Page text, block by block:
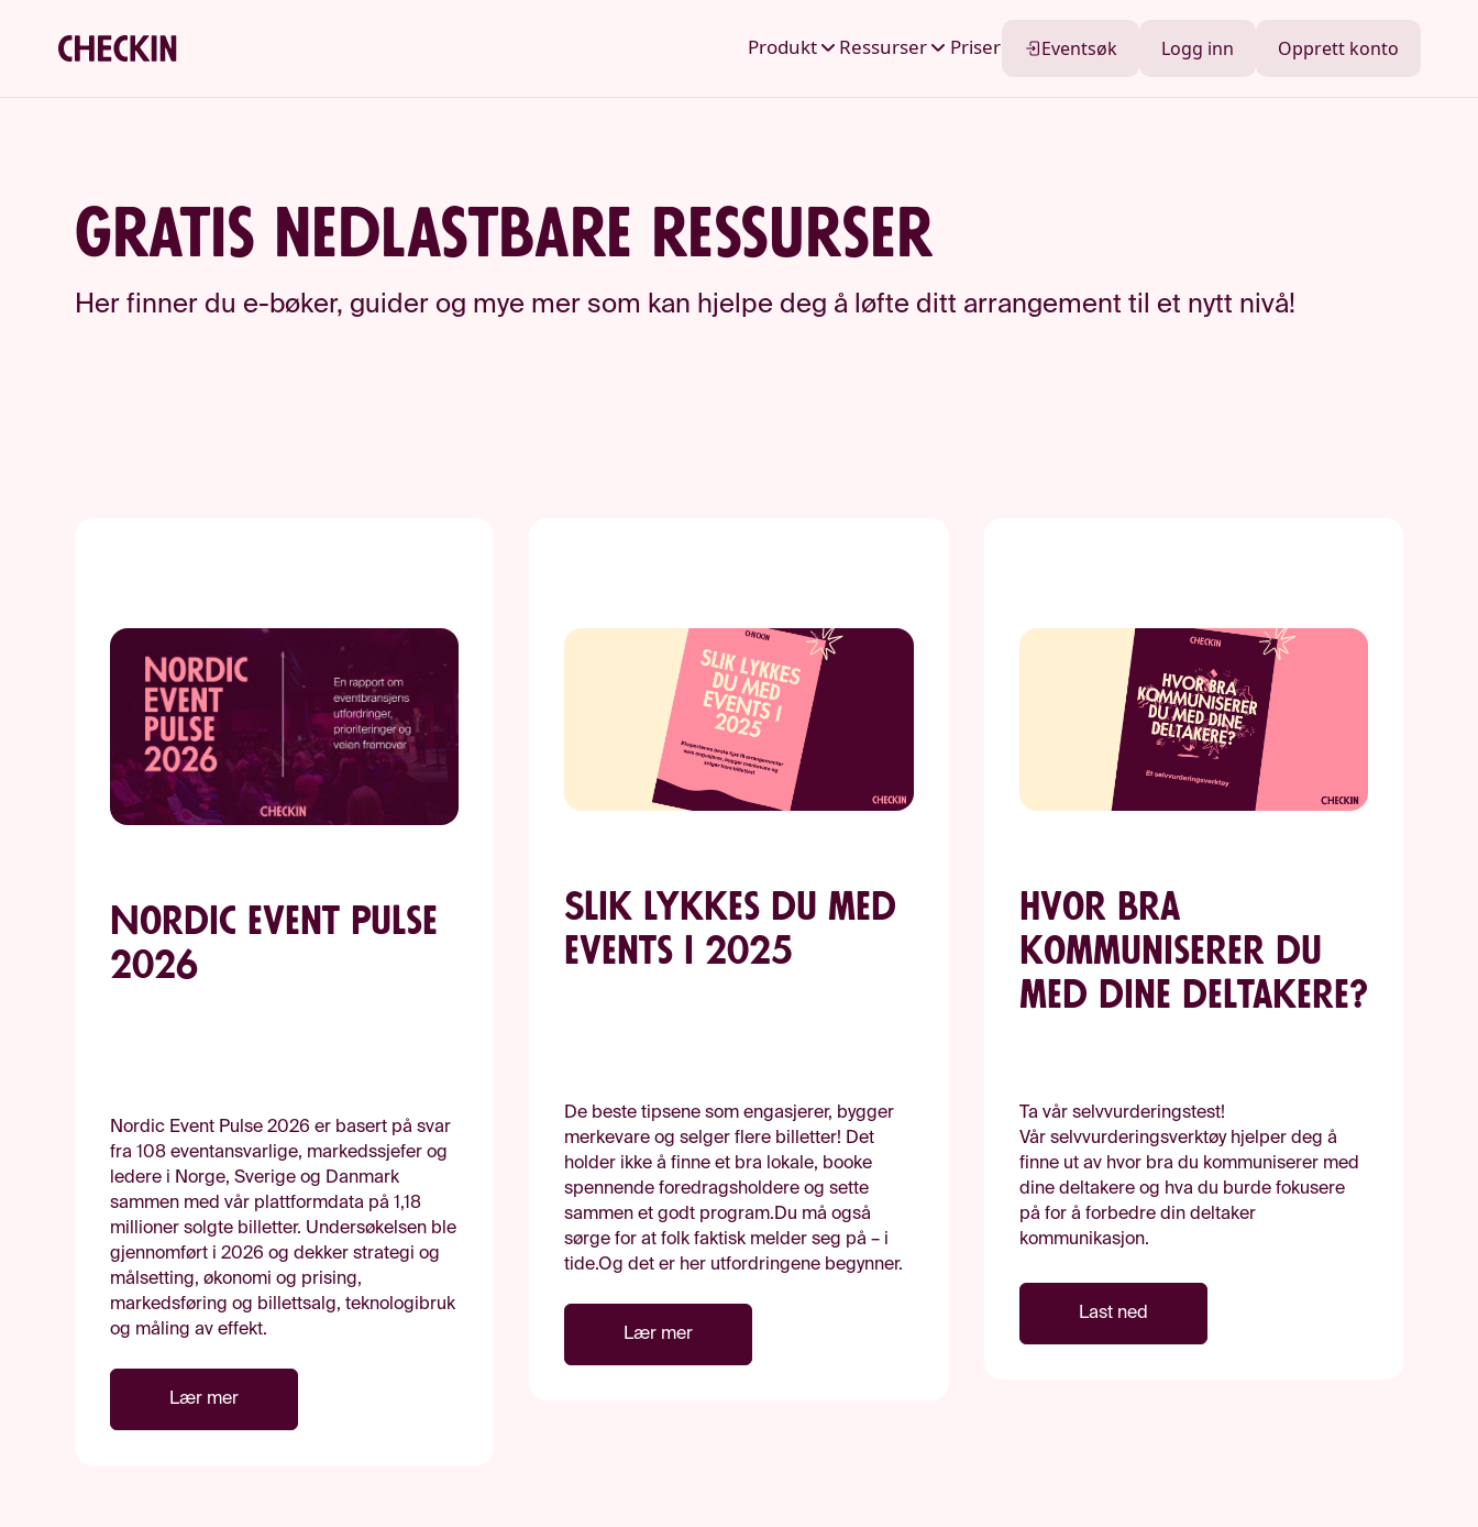
Produkt Ressurser Priser Eventsøk Logg inn Opprett konto
Gratis nedlastbare ressurser
Her finner du e-bøker, guider og mye mer som kan hjelpe deg å løfte ditt arrangement til et nytt nivå!
Nordic event pulse
2026
Nordic Event Pulse 2026 er basert på svar
fra 108 eventansvarlige, markedssjefer og
ledere i Norge, Sverige og Danmark
sammen med vår plattformdata på 1,18
millioner solgte billetter. Undersøkelsen ble
gjennomført i 2026 og dekker strategi og
målsetting, økonomi og prising,
markedsføring og billettsalg, teknologibruk
og måling av effekt.
Lær mer
Slik lykkes du med
events i 2025
De beste tipsene som engasjerer, bygger
merkevare og selger flere billetter! Det
holder ikke å finne et bra lokale, booke
spennende foredragsholdere og sette
sammen et godt program.Du må også
sørge for at folk faktisk melder seg på – i
tide.Og det er her utfordringene begynner.
Lær mer
Hvor bra
kommuniserer du
med dine deltakere?
Ta vår selvvurderingstest!
Vår selvvurderingsverktøy hjelper deg å
finne ut av hvor bra du kommuniserer med
dine deltakere og hva du burde fokusere
på for å forbedre din deltaker
kommunikasjon.
Last ned